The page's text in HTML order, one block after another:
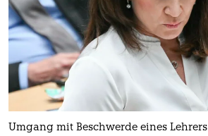
Umgang mit Beschwerde eines Lehrers